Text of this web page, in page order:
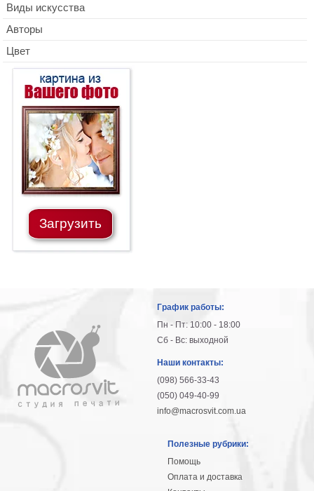
Виды искусства
Авторы
Цвет
Загрузить
График работы:
Пн - Пт: 10:00 - 18:00
Сб - Вс: выходной
Наши контакты:
(098) 566-33-43
(050) 049-40-99
info@macrosvit.com.ua
Полезные рубрики:
Помощь
Оплата и доставка